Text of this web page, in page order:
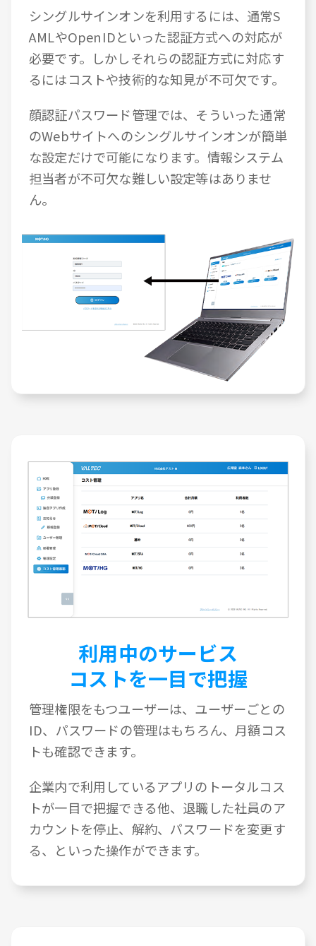
シングルサインオンを利用するには、通常S
AMLやOpenIDといった認証方式への対応が
必要です。しかしそれらの認証方式に対応す
るにはコストや技術的な知見が不可欠です。
顔認証パスワード管理では、そういった通常
のWebサイトへのシングルサインオンが簡単
な設定だけで可能になります。情報システム
担当者が不可欠な難しい設定等はありませ
ん。
利用中のサービス
コストを一目で把握
管理権限をもつユーザーは、ユーザーごとの
ID、パスワードの管理はもちろん、月額コス
トも確認できます。
企業内で利用しているアプリのトータルコス
トが一目で把握できる他、退職した社員のア
カウントを停止、解約、パスワードを変更す
る、といった操作ができます。